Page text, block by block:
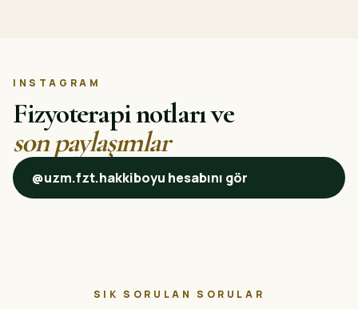
INSTAGRAM
Fizyoterapi notları ve
son paylaşımlar
@uzm.fzt.hakkiboyu hesabını gör
SIK SORULAN SORULAR